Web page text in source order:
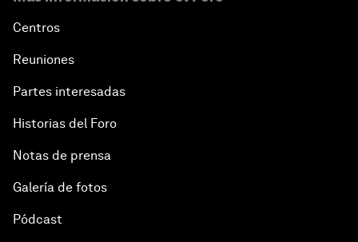
Centros
Reuniones
Partes interesadas
Historias del Foro
Notas de prensa
Galería de fotos
Pódcast